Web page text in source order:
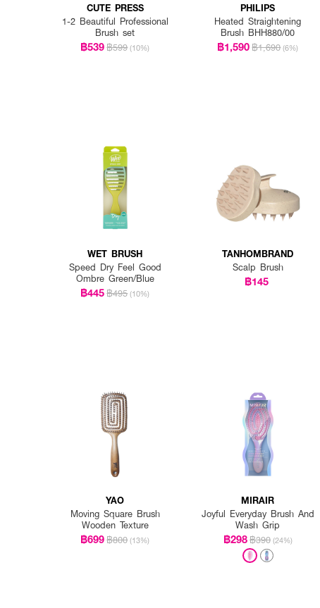
CUTE PRESS
1-2 Beautiful Professional
Brush set
฿539฿599 (10%)
PHILIPS
Heated Straightening
Brush BHH880/00
฿1,590฿1,690 (6%)
WET BRUSH
Speed Dry Feel Good
Ombre Green/Blue
฿445฿495 (10%)
TANHOMBRAND
Scalp Brush
฿145
YAO
Moving Square Brush
Wooden Texture
฿699฿800 (13%)
MIRAIR
Joyful Everyday Brush And
Wash Grip
฿298฿390 (24%)